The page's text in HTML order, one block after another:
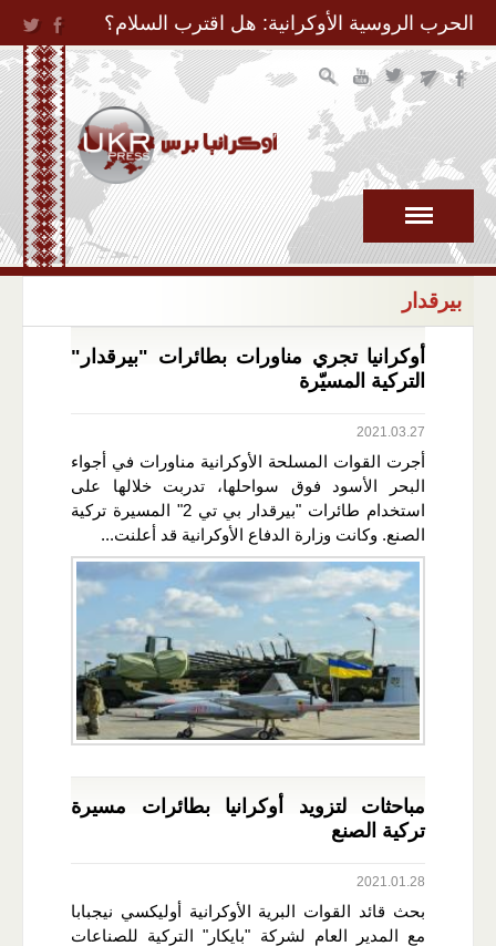
Jump to Navigation
الحرب الروسية الأوكرانية: هل اقترب السلام؟
بيرقدار
أوكرانيا تجري مناورات بطائرات "بيرقدار"
التركية المسيّرة
2021.03.27
أجرت القوات المسلحة الأوكرانية مناورات في أجواء
البحر الأسود فوق سواحلها، تدربت خلالها على
استخدام طائرات "بيرقدار بي تي 2" المسيرة تركية
الصنع. وكانت وزارة الدفاع الأوكرانية قد أعلنت...
مباحثات لتزويد أوكرانيا بطائرات مسيرة
تركية الصنع
2021.01.28
بحث قائد القوات البرية الأوكرانية أوليكسي نيجبابا
مع المدير العام لشركة "بايكار" التركية للصناعات